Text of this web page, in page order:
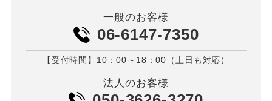
一般のお客様
06-6147-7350
【受付時間】10：00～18：00（土日も対応）
法人のお客様